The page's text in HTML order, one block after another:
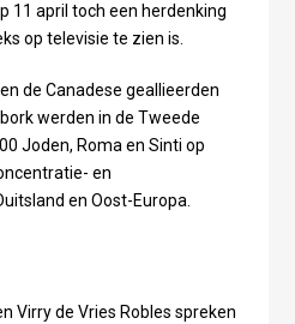
11 april toch een herdenking
op televisie te zien is.
de Canadese geallieerden
werden in de Tweede
Joden, Roma en Sinti op
en
en Oost-Europa.
Virry de Vries Robles spreken